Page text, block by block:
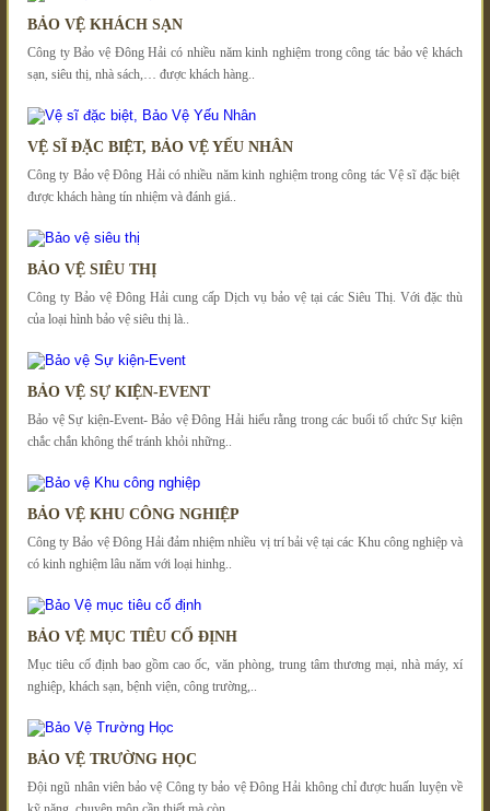
BẢO VỆ KHÁCH SẠN
Công ty Bảo vệ Đông Hải có nhiều năm kinh nghiệm trong công tác bảo vệ khách
sạn, siêu thị, nhà sách,… được khách hàng..
VỆ SĨ ĐẶC BIỆT, BẢO VỆ YẾU NHÂN
Công ty Bảo vệ Đông Hải có nhiều năm kinh nghiệm trong công tác Vệ sĩ đặc biệt
được khách hàng tín nhiệm và đánh giá..
BẢO VỆ SIÊU THỊ
Công ty Bảo vệ Đông Hải cung cấp Dịch vụ bảo vệ tại các Siêu Thị. Với đặc thù
của loại hình bảo vệ siêu thị là..
BẢO VỆ SỰ KIỆN-EVENT
Bảo vệ Sự kiện-Event- Bảo vệ Đông Hải hiểu rằng trong các buổi tổ chức Sự kiện
chắc chắn không thể tránh khỏi những..
BẢO VỆ KHU CÔNG NGHIỆP
Công ty Bảo vệ Đông Hải đảm nhiệm nhiều vị trí bải vệ tại các Khu công nghiệp và
có kinh nghiệm lâu năm với loại hinhg..
BẢO VỆ MỤC TIÊU CỐ ĐỊNH
Mục tiêu cố định bao gồm cao ốc, văn phòng, trung tâm thương mại, nhà máy, xí
nghiệp, khách sạn, bệnh viện, công trường,..
BẢO VỆ TRƯỜNG HỌC
Đội ngũ nhân viên bảo vệ Công ty bảo vệ Đông Hải không chỉ được huấn luyện về